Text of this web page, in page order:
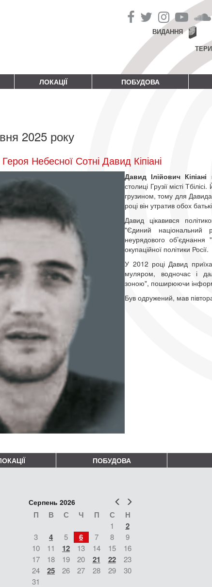
ВИДАННЯ
ЛОКАЦІЇ ПОБУДОВА
2025 року
Небесної Сотні Давид Кіпіані
Давид Ілійович Кіпіані
столиці Грузії місті
грузином, тому для
році він утратив обох
Давид цікавився
"Єдиний національний
неурядового
окупаційної політики Росії.
У 2012 році Давид
муляром, водночас і
зоною", поширюючи
Був одружений, мав
ПОБУДОВА
Попер
Серпень 2026
П В С Ч П С Н
1 2
3 4 5 6 7 8
9
10
11 12 13 14 15
16
17
18 19 20 21 22
23
24
25 26 27 28 29
30
31